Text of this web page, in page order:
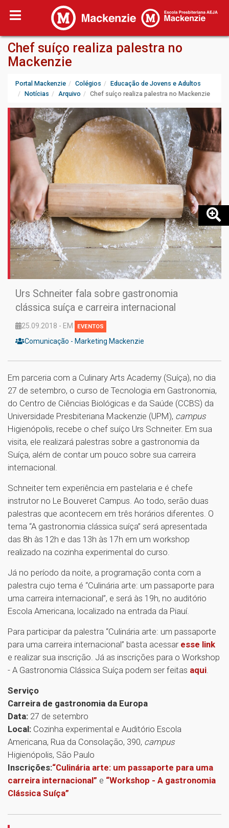
Chef suíço realiza palestra no
Mackenzie
Portal Mackenzie Colégios
Educação de Jovens e Adultos
Notícias
Arquivo Chef suíço realiza palestra no Mackenzie
Urs Schneiter fala sobre gastronomia
clássica suíça e carreira internacional
25.09.2018 - EM EVENTOS
Comunicação - Marketing Mackenzie
Em parceria com a Culinary Arts Academy (Suíça), no dia
27 de setembro, o curso de Tecnologia em Gastronomia,
do Centro de Ciências Biológicas e da Saúde (CCBS) da
Universidade Presbiteriana Mackenzie (UPM), campus
Higienópolis, recebe o chef suíço Urs Schneiter. Em sua
visita, ele realizará palestras sobre a gastronomia da
Suíça, além de contar um pouco sobre sua carreira
internacional.
Schneiter tem experiência em pastelaria e é chefe
instrutor no Le Bouveret Campus. Ao todo, serão duas
palestras que acontecem em três horários diferentes. O
tema “A gastronomia clássica suíça” será apresentada
das 8h às 12h e das 13h às 17h em um workshop
realizado na cozinha experimental do curso.
Já no período da noite, a programação conta com a
palestra cujo tema é “Culinária arte: um passaporte para
uma carreira internacional”, e será às 19h, no auditório
Escola Americana, localizado na entrada da Piauí.
Para participar da palestra “Culinária arte: um passaporte
para uma carreira internacional” basta acessar esse link
e realizar sua inscrição. Já as inscrições para o Workshop
- A Gastronomia Clássica Suíça podem ser feitas aqui.
Serviço
Carreira de gastronomia da Europa
Data: 27 de setembro
Local: Cozinha experimental e Auditório Escola
Americana, Rua da Consolação, 390, campus
Higienópolis, São Paulo
Inscrições:“Culinária arte: um passaporte para uma
carreira internacional” e “Workshop - A gastronomia
Clássica Suíça”